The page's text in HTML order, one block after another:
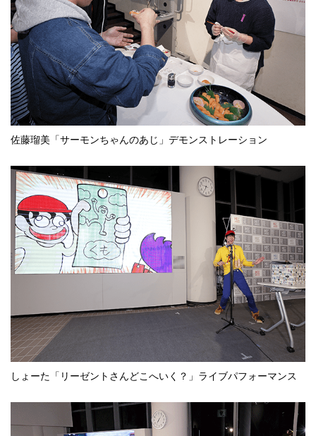
佐藤瑠美「サーモンちゃんのあじ」デモンストレーション
しょーた「リーゼントさんどこへいく？」ライブパフォーマンス